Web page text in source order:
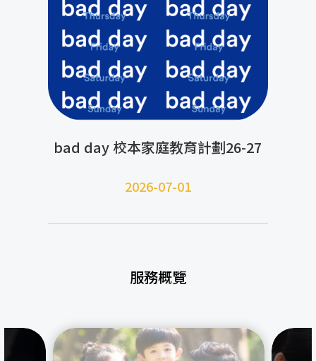
bad day 校本家庭教育計劃26-27
2026-07-01
服務概覽